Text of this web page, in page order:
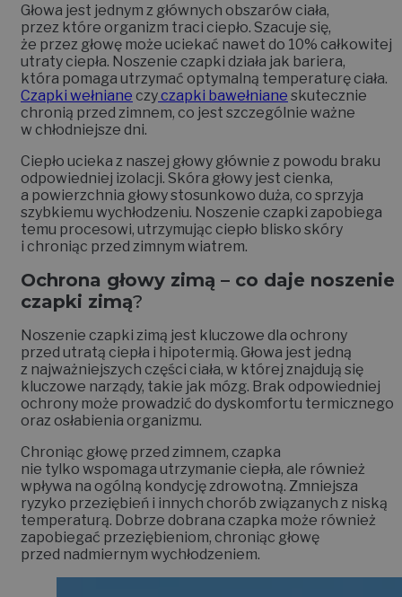
Głowa jest jednym z głównych obszarów ciała,
przez które organizm traci ciepło. Szacuje się,
że przez głowę może uciekać nawet do 10% całkowitej
utraty ciepła. Noszenie czapki działa jak bariera,
która pomaga utrzymać optymalną temperaturę ciała.
Czapki wełniane czyczapki bawełniane skutecznie
chronią przed zimnem, co jest szczególnie ważne
w chłodniejsze dni.
Ciepło ucieka z naszej głowy głównie z powodu braku
odpowiedniej izolacji. Skóra głowy jest cienka,
a powierzchnia głowy stosunkowo duża, co sprzyja
szybkiemu wychłodzeniu. Noszenie czapki zapobiega
temu procesowi, utrzymując ciepło blisko skóry
i chroniąc przed zimnym wiatrem.
Ochrona głowy zimą – co daje noszenie
czapki zimą?
Noszenie czapki zimą jest kluczowe dla ochrony
przed utratą ciepła i hipotermią. Głowa jest jedną
z najważniejszych części ciała, w której znajdują się
kluczowe narządy, takie jak mózg. Brak odpowiedniej
ochrony może prowadzić do dyskomfortu termicznego
oraz osłabienia organizmu.
Chroniąc głowę przed zimnem, czapka
nie tylko wspomaga utrzymanie ciepła, ale również
wpływa na ogólną kondycję zdrowotną. Zmniejsza
ryzyko przeziębień i innych chorób związanych z niską
temperaturą. Dobrze dobrana czapka może również
zapobiegać przeziębieniom, chroniąc głowę
przed nadmiernym wychłodzeniem.